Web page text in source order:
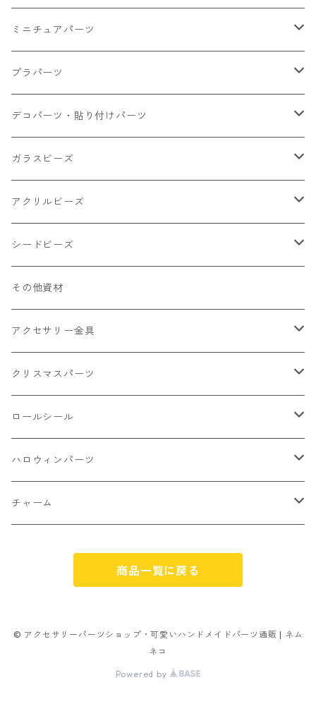
ミニチュアパーツ
大きいパーツ グラス系
小さいパーツ グラス系
小物
カップ
プラパーツ
ナスカン カニカン
リング イヤリング パーツ
チェーンパーツ
プラチャーム
デコパーツ・貼り付けパーツ
食べ物系
キャンディ
ドーナツ
パン
ゼリー
アニマル系
うさぎ
くま
スライス棒
フレーク カット済
シール付き
フルーツ系 野菜果物
お花
ミニパーツ ネイル
雑貨系
シーズン系
ガラスビーズ
ミレフィオリ
ランプワーク
キャッツアイ
アクリルビーズ
丸玉6㎜ ラウンド
丸玉8㎜ ラウンド
カボチャ
クラック
ソロバン型
アルファベット
単文字
スマイル
フラワー お花
シードビーズ
ミックス
2㎜
不透明
3㎜
不透明タイプ
ミックスタイプ
4㎜
その他資材
アクセサリー金具
カラー丸カン
10㎜
ボールチップ
ピアスパーツ
ヘアーパーツ
カニカン
クリスマスパーツ
プラチャーム
デコパーツ 貼り付けパーツ
OPP袋
アクリルビーズ
フレークシュガー
ロールシール
サンキュー
クリスマス
フレークシュガー
ハロウィンパーツ
おばけ
チャーム
アルファベット
商品一覧に戻る
© アクセサリーパーツショップ・可愛いハンドメイドパーツ通販 | ネム
ネコ
Powered by